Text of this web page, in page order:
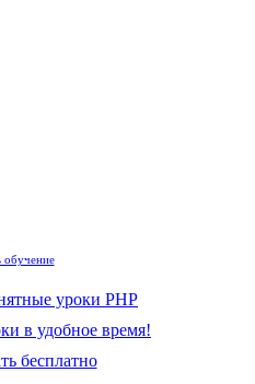
обучение
уроки PHP
в удобное время!
бесплатно